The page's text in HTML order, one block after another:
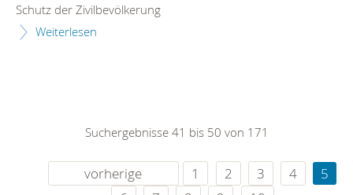
Schutz der Zivilbevölkerung
Weiterlesen
Suchergebnisse 41 bis 50 von 171
vorherige 1 2 3 4
5